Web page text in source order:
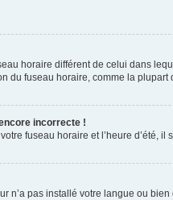
horaire différent de celui dans
du fuseau horaire, comme la
incorrecte !
fuseau horaire et l’heure d’été,
n’a pas installé votre langue ou